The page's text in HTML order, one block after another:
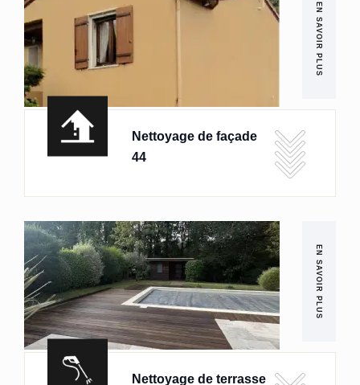
EN SAVOIR PLUS
Nettoyage de façade
44
EN SAVOIR PLUS
Nettoyage de terrasse